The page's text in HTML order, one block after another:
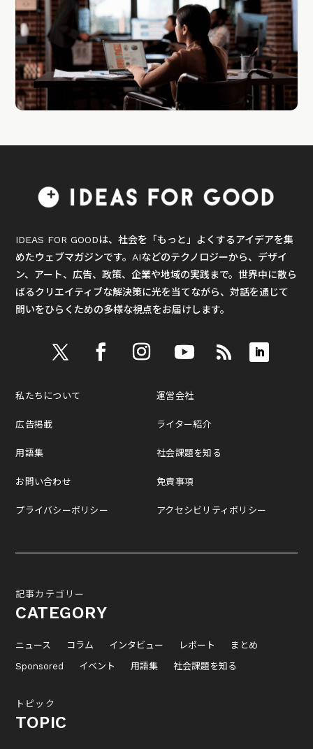
IDEAS FOR GOODは、社会を「もっと」よくするアイデアを集
めたウェブマガジンです。AIなどのテクノロジーから、デザイ
ン、アート、広告、政策、企業や地域の実践まで。世界中に散ら
ばるクリエイティブな解決策に光を当てながら、対話を通じて
問いをひらくための多様な視点をお届けします。
私たちについて
広告掲載
用語集
お問い合わせ
プライバシーポリシー
運営会社
ライター紹介
社会課題を知る
免責事項
アクセシビリティポリシー
記事カテゴリー
CATEGORY
ニュース コラム インタビュー レポート
まとめ
Sponsored
イベント 用語集 社会課題を知る
トピック
TOPIC